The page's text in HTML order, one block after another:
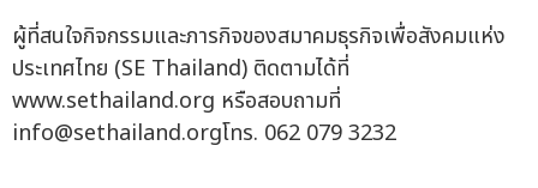
ผู้ที่สนใจกิจกรรมและภารกิจของสมาคมธุรกิจเพื่อสังคมแห่ง
ประเทศไทย (SE Thailand) ติดตามได้ที่
www.sethailand.org หรือสอบถามที่
info@sethailand.orgโทร. 062 079 3232